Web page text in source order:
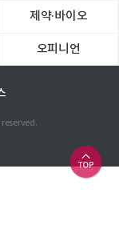
제약∙바이오
오피니언